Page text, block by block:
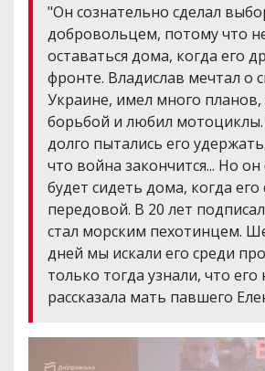
"Он сознательно сделал
добровольцем, потому что
оставаться дома, когда его
фронте. Владислав мечтал о
Украине, имел много планов,
борьбой и любил
долго пытались его
что война закончится... Но он
будет сидеть дома, когда его
передовой. В 20 лет
стал морским пехотинцем.
дней мы искали его среди
только тогда узнали, что его
рассказала мать павшего